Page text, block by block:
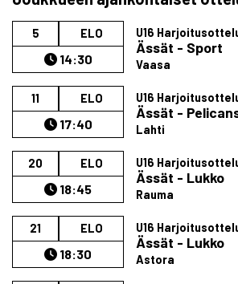
5 ELO
14:30
U16
Ässät - Sport
Vaasa
11 ELO
17:40
U16
Ässät -
Lahti
20 ELO
18:45
U16
Ässät - Lukko
Rauma
21 ELO
18:30
U16
Ässät - Lukko
Astora